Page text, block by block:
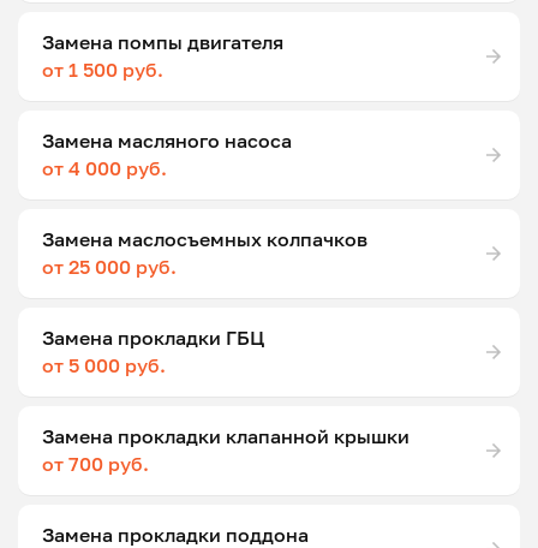
Замена помпы двигателя
от 1 500 руб.
Замена масляного насоса
от 4 000 руб.
Замена маслосъемных колпачков
от 25 000 руб.
Замена прокладки ГБЦ
от 5 000 руб.
Замена прокладки клапанной крышки
от 700 руб.
Замена прокладки поддона